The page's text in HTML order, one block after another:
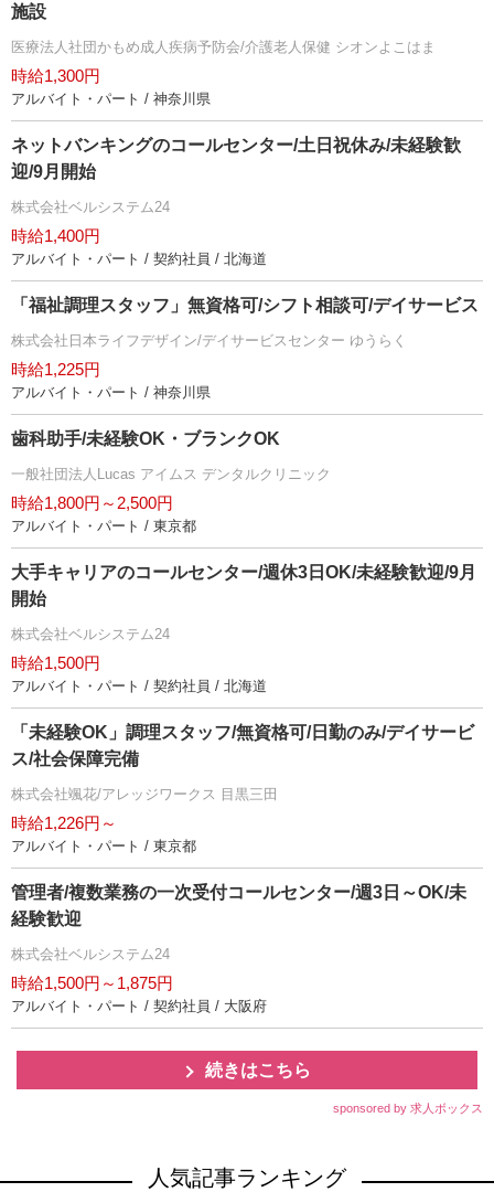
施設
医療法人社団かもめ成人疾病予防会/介護老人保健 シオンよこはま
時給1,300円
アルバイト・パート / 神奈川県
ネットバンキングのコールセンター/土日祝休み/未経験歓
迎/9月開始
株式会社ベルシステム24
時給1,400円
アルバイト・パート / 契約社員 / 北海道
「福祉調理スタッフ」無資格可/シフト相談可/デイサービス
株式会社日本ライフデザイン/デイサービスセンター ゆうらく
時給1,225円
アルバイト・パート / 神奈川県
歯科助手/未経験OK・ブランクOK
一般社団法人Lucas アイムス デンタルクリニック
時給1,800円～2,500円
アルバイト・パート / 東京都
大手キャリアのコールセンター/週休3日OK/未経験歓迎/9月
開始
株式会社ベルシステム24
時給1,500円
アルバイト・パート / 契約社員 / 北海道
「未経験OK」調理スタッフ/無資格可/日勤のみ/デイサービ
ス/社会保障完備
株式会社颯花/アレッジワークス 目黒三田
時給1,226円～
アルバイト・パート / 東京都
管理者/複数業務の一次受付コールセンター/週3日～OK/未
経験歓迎
株式会社ベルシステム24
時給1,500円～1,875円
アルバイト・パート / 契約社員 / 大阪府
続きはこちら
sponsored by 求人ボックス
人気記事ランキング